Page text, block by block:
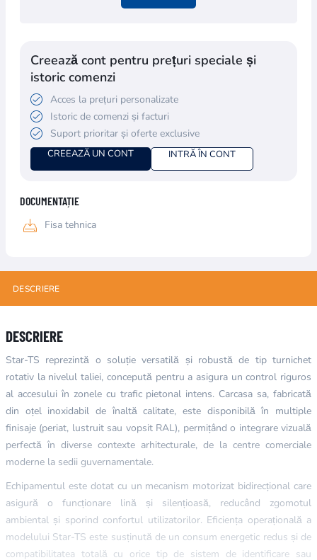
Creează cont pentru prețuri speciale și
istoric comenzi
Acces la prețuri personalizate
Istoric de comenzi și facturi
Suport prioritar și oferte exclusive
CREEAZĂ UN CONT INTRĂ ÎN CONT
DOCUMENTAȚIE
Fisa tehnica
DESCRIERE
DESCRIERE
Star-TS reprezintă o soluție versatilă și robustă de tip turnichet
rotativ la nivelul taliei, concepută pentru a asigura un control riguros
al accesului în zonele cu trafic pietonal intens. Carcasa sa, fabricată
din oțel inoxidabil de înaltă calitate, este disponibilă în multiple
finisaje (periat, lustruit sau vopsit RAL), permițând o integrare vizuală
perfectă în diverse contexte arhitecturale, de la centre comerciale
moderne la sedii guvernamentale.
Echipamentul este dotat cu un mecanism motorizat bidirecțional care
asigură o funcționare lină și silențioasă, reducând zgomotul
ambiental și sporind confortul utilizatorilor. Eficiența operațională a
modelului Star-TS este susținută de un consum energetic redus și de
compatibilitatea totală cu orice tip de sistem de identificare sau